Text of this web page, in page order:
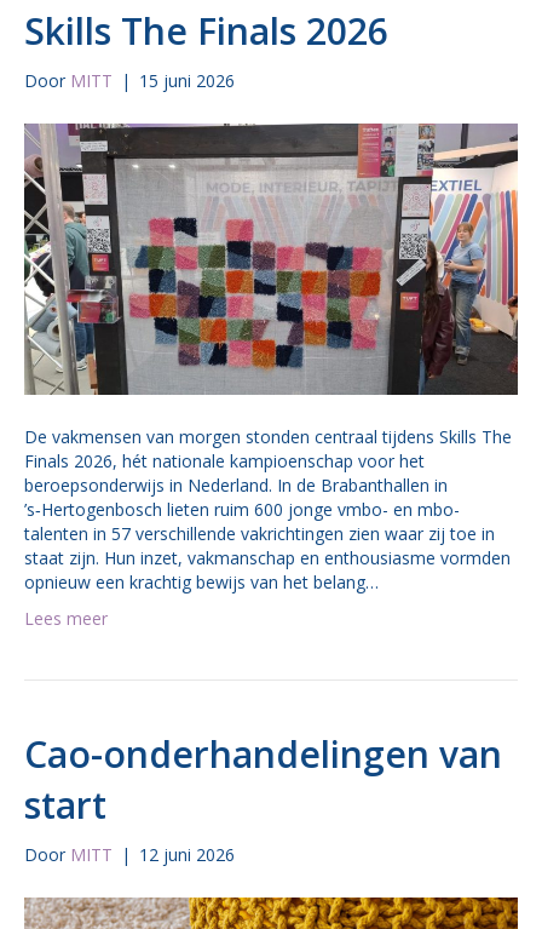
Skills The Finals 2026
Door MITT | 15 juni 2026
De vakmensen van morgen stonden centraal tijdens Skills The
Finals 2026, hét nationale kampioenschap voor het
beroepsonderwijs in Nederland. In de Brabanthallen in
’s‑Hertogenbosch lieten ruim 600 jonge vmbo- en mbo-
talenten in 57 verschillende vakrichtingen zien waar zij toe in
staat zijn. Hun inzet, vakmanschap en enthousiasme vormden
opnieuw een krachtig bewijs van het belang…
Lees meer
Cao-onderhandelingen van
start
Door MITT | 12 juni 2026